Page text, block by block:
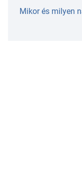
Mikor és milyen